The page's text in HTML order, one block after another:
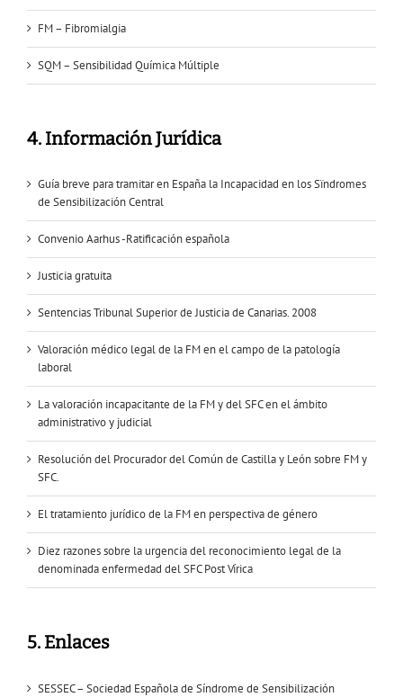
FM – Fibromialgia
SQM – Sensibilidad Química Múltiple
4. Información Jurídica
Guía breve para tramitar en España la Incapacidad en los Sïndromes
de Sensibilización Central
Convenio Aarhus -Ratificación española
Justicia gratuita
Sentencias Tribunal Superior de Justicia de Canarias. 2008
Valoración médico legal de la FM en el campo de la patología
laboral
La valoración incapacitante de la FM y del SFC en el ámbito
administrativo y judicial
Resolución del Procurador del Común de Castilla y León sobre FM y
SFC.
El tratamiento jurídico de la FM en perspectiva de género
Diez razones sobre la urgencia del reconocimiento legal de la
denominada enfermedad del SFC Post Vírica
5. Enlaces
SESSEC – Sociedad Española de Síndrome de Sensibilización